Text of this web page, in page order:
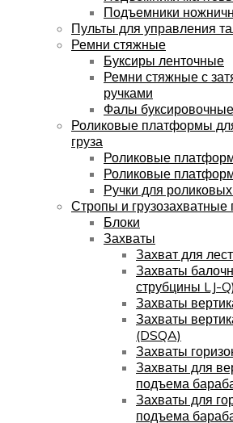
Подъемники
Пульты для управления
Ремни стяжные
Буксиры ленточные
Ремни стяжные с
ручками
Фалы буксировочные
Роликовые платформы
груза
Роликовые
Роликовые
Ручки для
Стропы и грузозахватные
Блоки
Захваты
Захват для
Захваты
струбцины LJ-Q)
Захваты
Захваты
(DSQA)
Захваты
Захваты для
подъема
Захваты для
подъема